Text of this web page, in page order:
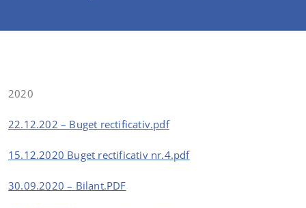
2020
22.12.202 – Buget rectificativ.pdf
15.12.2020 Buget rectificativ nr.4.pdf
30.09.2020 – Bilant.PDF